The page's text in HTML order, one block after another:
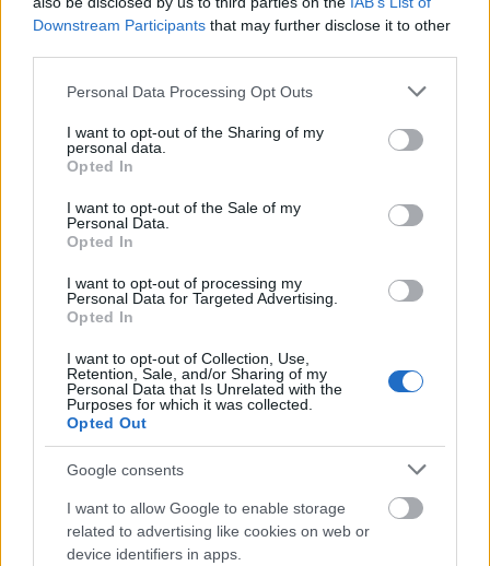
Downstream Participants that may further disclose it to other
Please note that this website/app uses one or more Google
not limited to your visit or usage behaviour. You may click to
grant or deny consent to Google and its third-party tags to
use your data for below specified purposes in below Google
consent section.
Personal Data Processing Opt Outs
I want to opt-out of the Sharing of my
personal data.
Opted In
I want to opt-out of the Sale of my
Personal Data.
Opted In
I want to opt-out of processing my
Personal Data for Targeted Advertising.
Opted In
I want to opt-out of Collection, Use,
Retention, Sale, and/or Sharing of my
Personal Data that Is Unrelated with the
Purposes for which it was collected.
Opted Out
Google consents
I want to allow Google to enable storage
related to advertising like cookies on web or
device identifiers in apps.
Színház által bemutatott Bérgyilkos a
barátom, míg a legjobb jelmezért járót Izsáki
Lili kapta a Kék- és Orlai Produkciós Iroda
által közösen játszott A hét asszonya című
kamaradarab látványáért.
Díjazta a zsűri a legjobb zeneszámokat is: a
Monori András-Várady Szabolcs szerzőpáros
kapta az elismerést a Katona József Színház
által bemutatott A hős és a csokoládétorta
című darabban hallható dalokért.
A Vidor Fesztivált augusztus 28. és
szeptember 5. között rendezték meg
Nyíregyházán, valamint a térség 38
településén, ahol a gyors összesítés szerint a
tavalyi 150 ezer nézővel szemben csaknem
200 ezer látta a 430 programot, színházi
előadásokat, világzenei koncerteket,